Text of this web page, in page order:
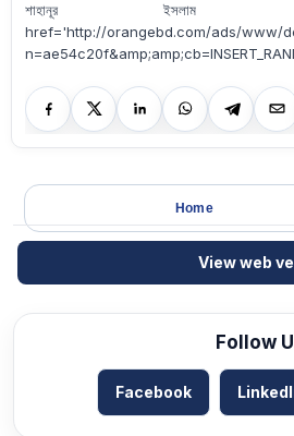
শাহানূর ইসলাম
href='http://orangebd.com/ads/www/
Home
View web
Follow
Facebook